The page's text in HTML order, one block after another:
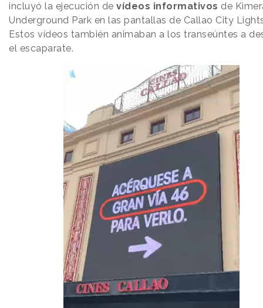
incluyó la ejecución de vídeos informativos de
Underground Park en las pantallas de Callao City
Estos vídeos también animaban a los transeúntes a
el escaparate.